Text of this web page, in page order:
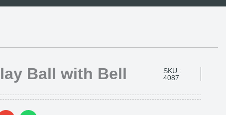
Ball with Bell
SKU :
4087